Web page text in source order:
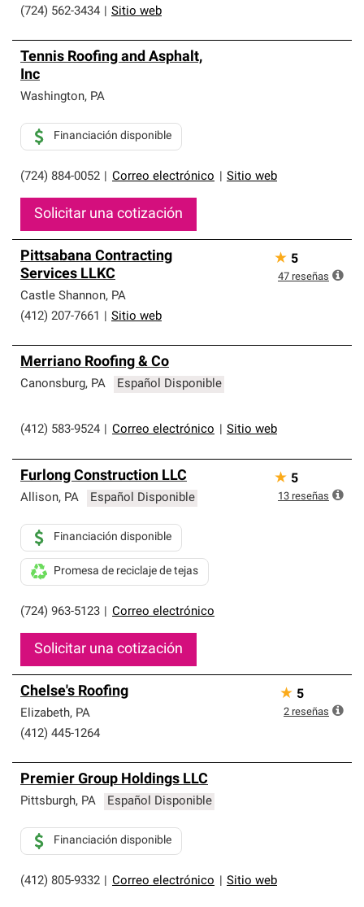
(724) 562-3434
Sitio web
Tennis Roofing and Asphalt,
Inc
Washington, PA
(724) 884-0052 Correo electrónico Sitio web
Financiación disponible
Solicitar una cotización
Pittsabana Contracting
Services LLKC
Castle Shannon, PA
(412) 207-7661
Sitio web
★ 5
47 reseñas
Merriano Roofing & Co
Canonsburg, PA Español Disponible
(412) 583-9524 Correo electrónico Sitio web
Furlong Construction LLC
Allison, PA Español Disponible
(724) 963-5123 Correo electrónico
Financiación disponible
Promesa de reciclaje de tejas
Solicitar una cotización
★ 5
13 reseñas
Chelse's Roofing
Elizabeth, PA
(412) 445-1264
★ 5
2 reseñas
Premier Group Holdings LLC
Pittsburgh, PA Español Disponible
(412) 805-9332 Correo electrónico Sitio web
Financiación disponible